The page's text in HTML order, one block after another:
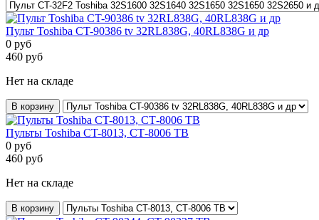
Пульт Toshiba CT-90386 tv 32RL838G, 40RL838G и др
0 руб
460 руб
Нет на складе
В корзину
Пульты Toshiba CT-8013, СТ-8006 ТВ
0 руб
460 руб
Нет на складе
В корзину